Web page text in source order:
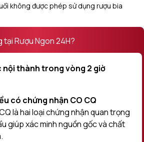
không được phép sử dụng rượu bia
tại Rượu Ngon 24H?
nội thành trong vòng 2 giờ
có chứng nhận CO CQ
là hai loại chứng nhận quan trọng
giúp xác minh nguồn gốc và chất